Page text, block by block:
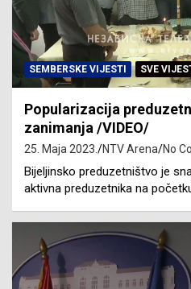
SEMBERSKE VIJESTI SVE
Popularizacija
zanimanja /VIDEO/
25. Maja 2023. NTV Arena No
Bijeljinsko preduzetništvo je
aktivna preduzetnika na